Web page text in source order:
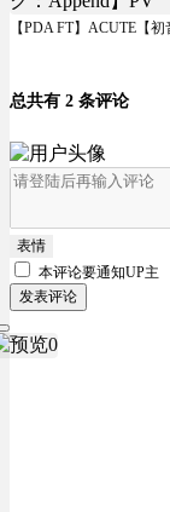
【PDA FT】ACUTE【
总共有 2 条评论
表情
本评论要通知UP主
发表评论